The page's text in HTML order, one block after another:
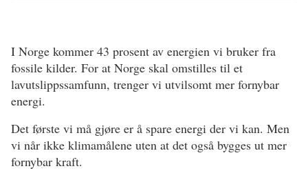
I Norge kommer 43 prosent av energien vi bruker fra
fossile kilder. For at Norge skal omstilles til et
lavutslippssamfunn, trenger vi utvilsomt mer fornybar
energi.
Det første vi må gjøre er å spare energi der vi kan. Men
vi når ikke klimamålene uten at det også bygges ut mer
fornybar kraft.